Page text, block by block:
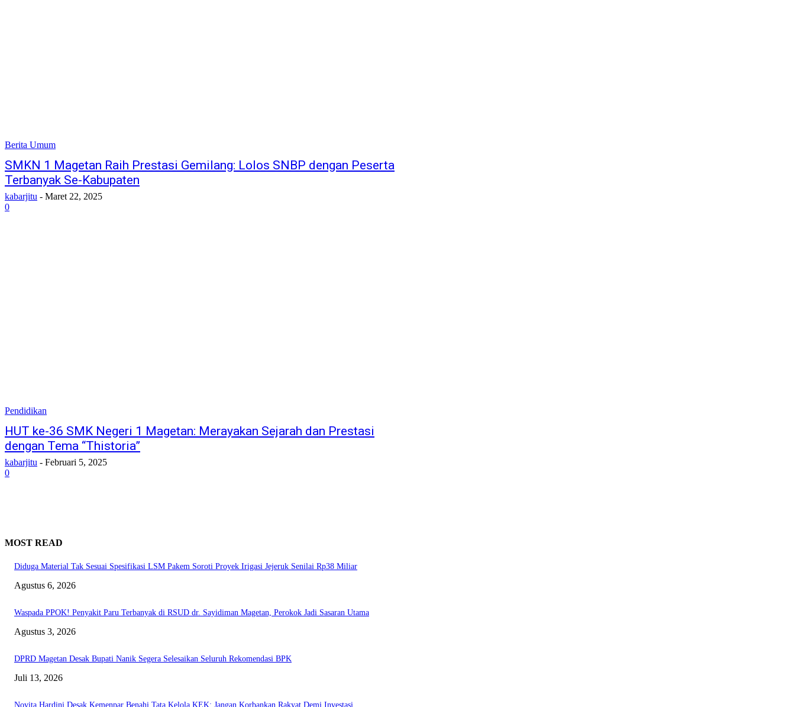
Berita Umum
SMKN 1 Magetan Raih Prestasi Gemilang: Lolos SNBP dengan Peserta
Terbanyak Se-Kabupaten
kabarjitu - Maret 22, 2025
0
Pendidikan
HUT ke-36 SMK Negeri 1 Magetan: Merayakan Sejarah dan Prestasi
dengan Tema “Thistoria”
kabarjitu - Februari 5, 2025
0
MOST READ
Diduga Material Tak Sesuai Spesifikasi LSM Pakem Soroti Proyek Irigasi Jejeruk Senilai Rp38 Miliar
Agustus 6, 2026
Waspada PPOK! Penyakit Paru Terbanyak di RSUD dr. Sayidiman Magetan, Perokok Jadi Sasaran Utama
Agustus 3, 2026
DPRD Magetan Desak Bupati Nanik Segera Selesaikan Seluruh Rekomendasi BPK
Juli 13, 2026
Novita Hardini Desak Kemenpar Benahi Tata Kelola KEK: Jangan Korbankan Rakyat Demi Investasi